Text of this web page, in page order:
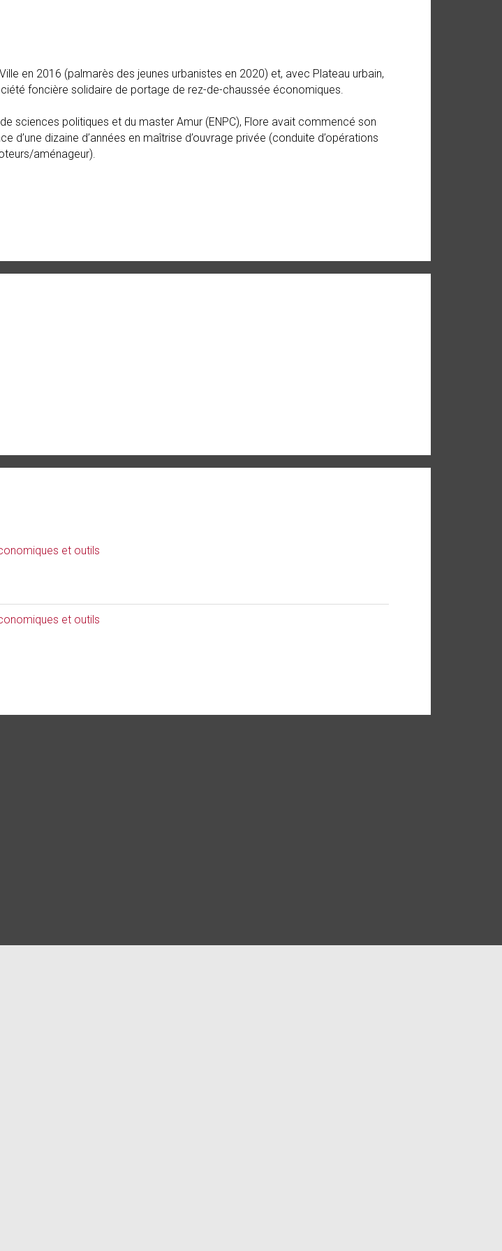
en 2016 (palmarès des jeunes urbanistes en 2020) et, avec Plateau urbain,
foncière solidaire de portage de rez-de-chaussée économiques.
sciences politiques et du master Amur (ENPC), Flore avait commencé son
d’une dizaine d’années en maîtrise d’ouvrage privée (conduite d’opérations
aménageur).
et outils
et outils